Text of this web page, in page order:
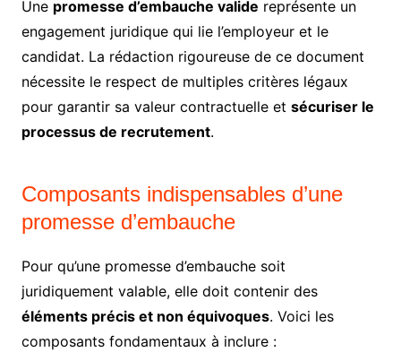
Une promesse d’embauche valide représente un
engagement juridique qui lie l’employeur et le
candidat. La rédaction rigoureuse de ce document
nécessite le respect de multiples critères légaux
pour garantir sa valeur contractuelle et sécuriser le
processus de recrutement.
Composants indispensables d’une
promesse d’embauche
Pour qu’une promesse d’embauche soit
juridiquement valable, elle doit contenir des
éléments précis et non équivoques. Voici les
composants fondamentaux à inclure :